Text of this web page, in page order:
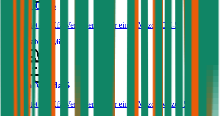
Mazda CX-5
Was kostet die Kfz-Versicherung für einen Mazda CX-5?
Prämie ab
€ 95,69
Mazda Mazda 5
Was kostet die Kfz-Versicherung für einen Mazda Mazda 5?